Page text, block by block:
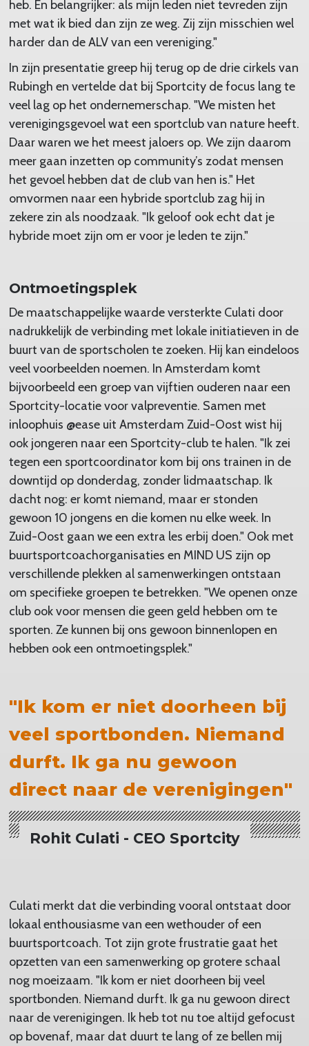
heb. En belangrijker: als mijn leden niet tevreden zijn
met wat ik bied dan zijn ze weg. Zij zijn misschien wel
harder dan de ALV van een vereniging."
In zijn presentatie greep hij terug op de drie cirkels van
Rubingh en vertelde dat bij Sportcity de focus lang te
veel lag op het ondernemerschap. "We misten het
verenigingsgevoel wat een sportclub van nature heeft.
Daar waren we het meest jaloers op. We zijn daarom
meer gaan inzetten op community’s zodat mensen
het gevoel hebben dat de club van hen is." Het
omvormen naar een hybride sportclub zag hij in
zekere zin als noodzaak. "Ik geloof ook echt dat je
hybride moet zijn om er voor je leden te zijn."
Ontmoetingsplek
De maatschappelijke waarde versterkte Culati door
nadrukkelijk de verbinding met lokale initiatieven in de
buurt van de sportscholen te zoeken. Hij kan eindeloos
veel voorbeelden noemen. In Amsterdam komt
bijvoorbeeld een groep van vijftien ouderen naar een
Sportcity-locatie voor valpreventie. Samen met
inloophuis @ease uit Amsterdam Zuid-Oost wist hij
ook jongeren naar een Sportcity-club te halen. "Ik zei
tegen een sportcoordinator kom bij ons trainen in de
downtijd op donderdag, zonder lidmaatschap. Ik
dacht nog: er komt niemand, maar er stonden
gewoon 10 jongens en die komen nu elke week. In
Zuid-Oost gaan we een extra les erbij doen." Ook met
buurtsportcoachorganisaties en MIND US zijn op
verschillende plekken al samenwerkingen ontstaan
om specifieke groepen te betrekken. "We openen onze
club ook voor mensen die geen geld hebben om te
sporten. Ze kunnen bij ons gewoon binnenlopen en
hebben ook een ontmoetingsplek."
"Ik kom er niet doorheen bij
veel sportbonden. Niemand
durft. Ik ga nu gewoon
direct naar de verenigingen"
Rohit Culati - CEO Sportcity
Culati merkt dat die verbinding vooral ontstaat door
lokaal enthousiasme van een wethouder of een
buurtsportcoach. Tot zijn grote frustratie gaat het
opzetten van een samenwerking op grotere schaal
nog moeizaam. "Ik kom er niet doorheen bij veel
sportbonden. Niemand durft. Ik ga nu gewoon direct
naar de verenigingen. Ik heb tot nu toe altijd gefocust
op bovenaf, maar dat duurt te lang of ze bellen mij